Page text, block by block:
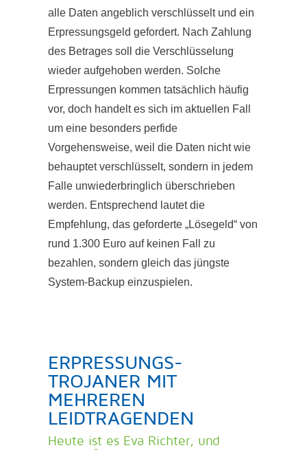
alle Daten angeblich verschlüsselt und ein
Erpressungsgeld gefordert. Nach Zahlung
des Betrages soll die Verschlüsselung
wieder aufgehoben werden. Solche
Erpressungen kommen tatsächlich häufig
vor, doch handelt es sich im aktuellen Fall
um eine besonders perfide
Vorgehensweise, weil die Daten nicht wie
behauptet verschlüsselt, sondern in jedem
Falle unwiederbringlich überschrieben
werden. Entsprechend lautet die
Empfehlung, das geforderte „Lösegeld“ von
rund 1.300 Euro auf keinen Fall zu
bezahlen, sondern gleich das jüngste
System-Backup einzuspielen.
ERPRESSUNGS-
TROJANER MIT
MEHREREN
LEIDTRAGENDEN
Heute ist es Eva Richter, und